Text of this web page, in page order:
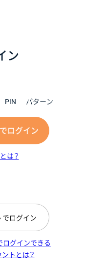
ン
PIN パターン
ログイン
は？
でログイン
ログインできる
トとは？